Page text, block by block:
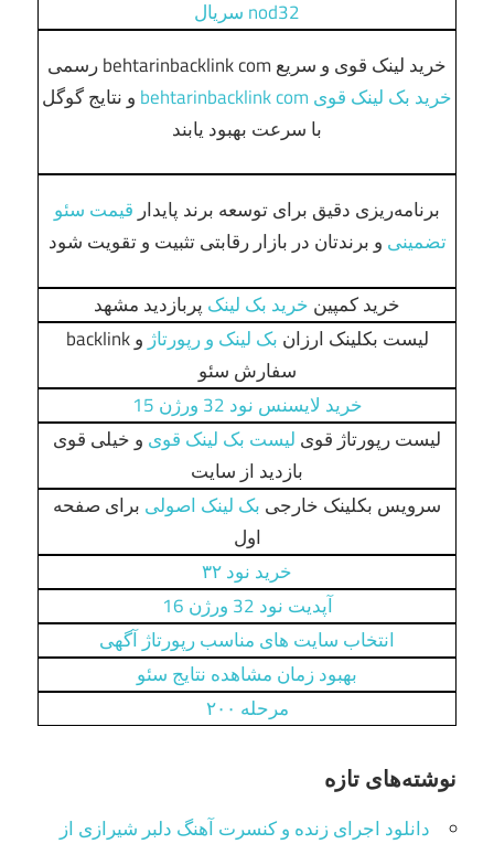
nod32 سریال
خرید لینک قوی و سریع behtarinbacklink com رسمی
خرید بک لینک قوی behtarinbacklink com
و نتایج گوگل
با سرعت بهبود یابند
برنامه‌ریزی دقیق برای توسعه برند پایدار قیمت سئو
تضمینی و برندتان در بازار رقابتی تثبیت و تقویت شود
خرید کمپین خرید بک لینک پربازدید مشهد
لیست بکلینک ارزان بک لینک و رپورتاژ
و backlink
سفارش سئو
خرید لایسنس نود 32 ورژن 15
لیست رپورتاژ قوی لیست بک لینک قوی و خیلی قوی
بازدید از سایت
سرویس بکلینک خارجی بک لینک اصولی برای صفحه
اول
خرید نود ۳۲
آپدیت نود 32 ورژن 16
انتخاب سایت های مناسب رپورتاژ آگهی
بهبود زمان مشاهده نتایج سئو
مرحله ۲۰۰
نوشته‌های تازه
دانلود اجرای زنده و کنسرت آهنگ دلبر شیرازی از